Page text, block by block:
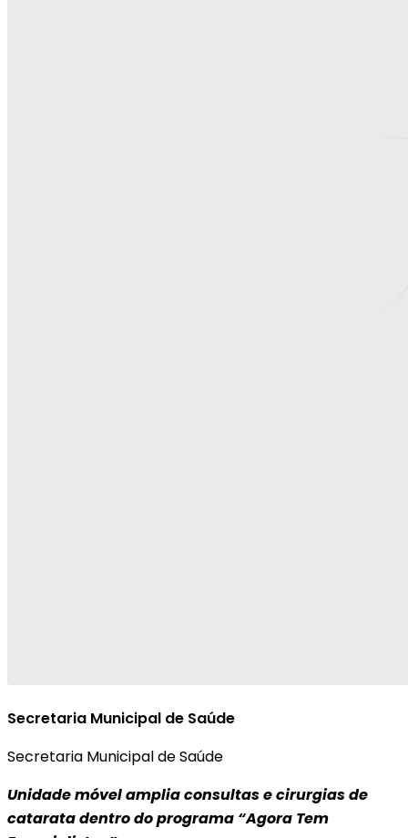
Secretaria Municipal de Saúde
Secretaria Municipal de Saúde
Unidade móvel amplia consultas e cirurgias de
catarata dentro do programa “Agora Tem